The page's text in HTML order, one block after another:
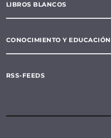
LIBROS BLANCOS
CONOCIMIENTO Y EDUCACIÓN
RSS-FEEDS